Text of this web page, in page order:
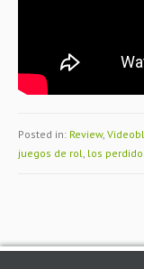
Posted in: Review,
juegos de rol, los